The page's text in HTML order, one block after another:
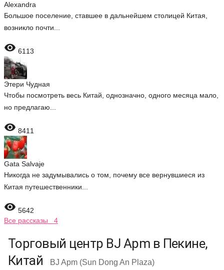
Alexandra
Большое поселение, ставшее в дальнейшем столицей Китая,
возникло почти...
 6113
Этери Чудная
Чтобы посмотреть весь Китай, однозначно, одного месяца мало,
но предлагаю...
 8411
Gata Salvaje
Никогда не задумывались о том, почему все вернувшиеся из
Китая путешественники...
 5642
Все рассказы 4
Торговый центр BJ Apm в Пекине,
Китай
BJ Apm (Sun Dong An Plaza)